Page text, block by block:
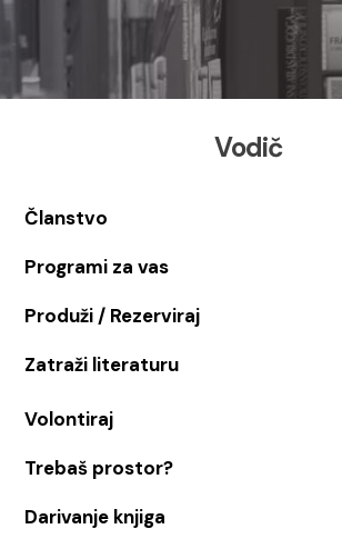
Vodič
Članstvo
Programi za vas
Produži / Rezerviraj
Zatraži literaturu
Volontiraj
Trebaš prostor?
Darivanje knjiga